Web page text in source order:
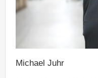
Michael Juhr